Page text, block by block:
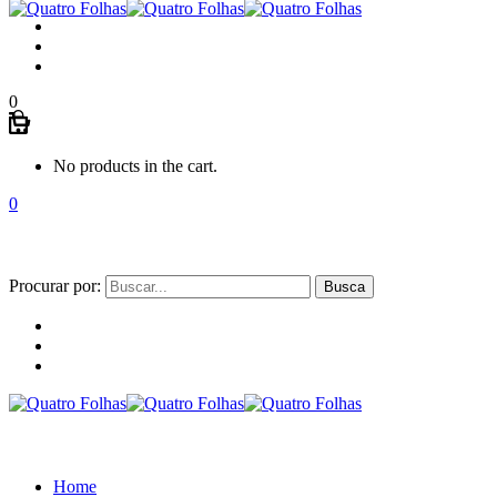
0
No products in the cart.
0
Procurar por:
Home